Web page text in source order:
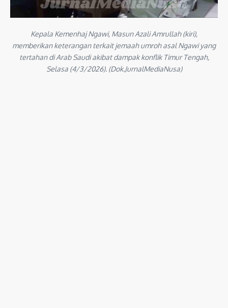
Kepala Kemenhaj Ngawi, Masun Azali Amrullah (kiri),
memberikan keterangan terkait jemaah umroh asal Ngawi yang
tertahan di Arab Saudi akibat dampak konflik Timur Tengah,
Selasa (4/3/2026). (Dok.JurnalMediaNusa)